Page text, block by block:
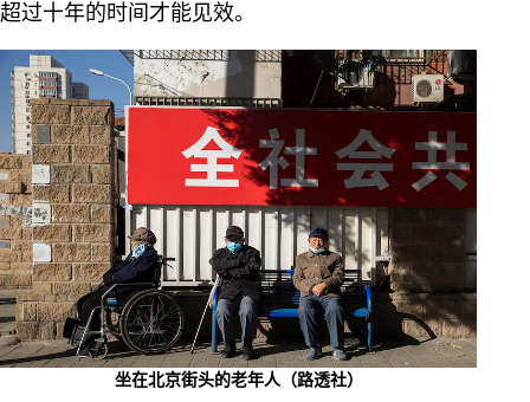
超过十年的时间才能见效。
坐在北京街头的老年人（路透社）